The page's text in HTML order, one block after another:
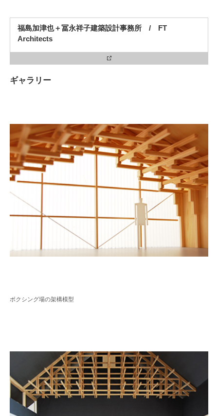
4. 航空理工学専攻特設サイト
福島加津也＋冨永祥子建築設計事務所 / FT
Architects
ギャラリー
ボクシング場の架構模型